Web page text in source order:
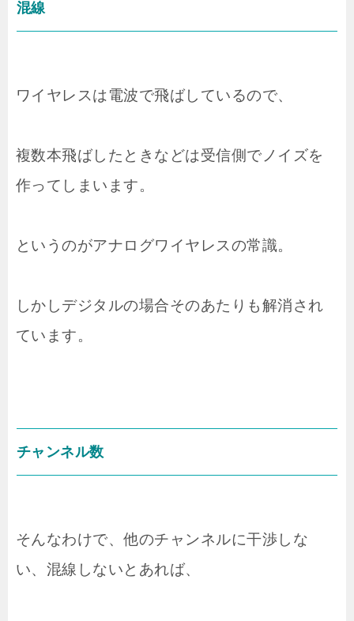
混線
ワイヤレスは電波で飛ばしているので、
複数本飛ばしたときなどは受信側でノイズを
作ってしまいます。
というのがアナログワイヤレスの常識。
しかしデジタルの場合そのあたりも解消され
ています。
チャンネル数
そんなわけで、他のチャンネルに干渉しな
い、混線しないとあれば、